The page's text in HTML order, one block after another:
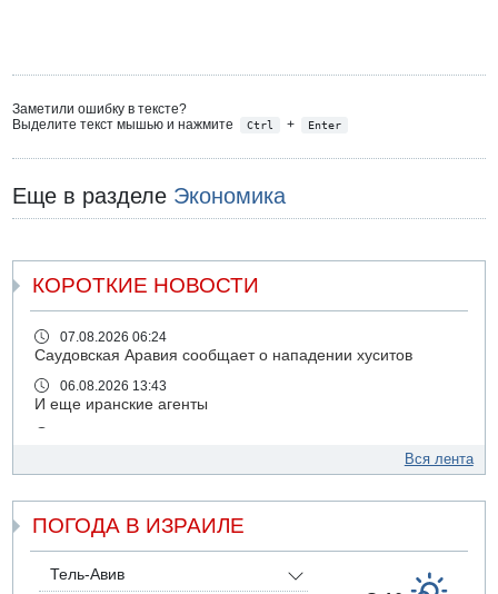
Заметили ошибку в тексте?
Выделите текст мышью и нажмите
Ctrl + Enter
Еще в разделе Экономика
КОРОТКИЕ НОВОСТИ
07.08.2026 06:24
Саудовская Аравия сообщает о нападении хуситов
06.08.2026 13:43
И еще иранские агенты
электрической компании
06.08.2026 13:07
Возле Кирьят-Арбы пожар на местности
06.08.2026 12:06
США не будут давить на Израиль в вопросе Ливана
Вся лента
ПОГОДА В ИЗРАИЛЕ
Тель-Авив